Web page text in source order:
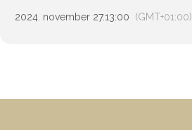
2024. november 27.13:00 (GMT+01:00)